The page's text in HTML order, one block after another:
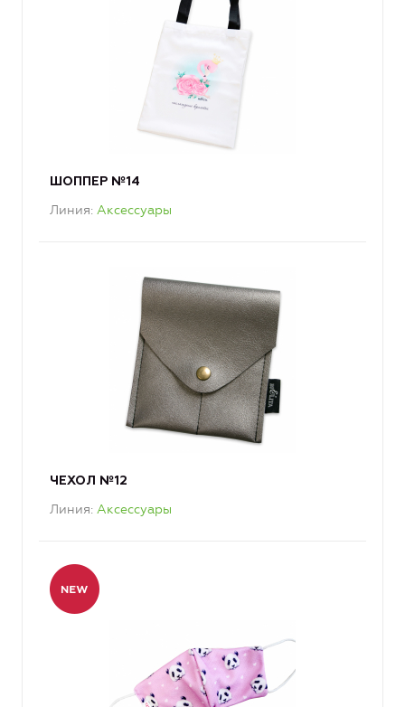
ШОППЕР №14
Линия Аксессуары
ЧЕХОЛ №12
Линия Аксессуары